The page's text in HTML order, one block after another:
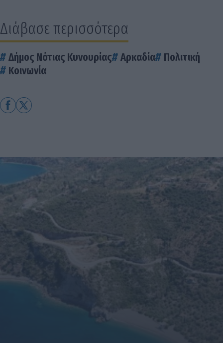
Διάβασε περισσότερα
Δήμος Νότιας Κυνουρίας Αρκαδία
Πολιτική
Κοινωνία